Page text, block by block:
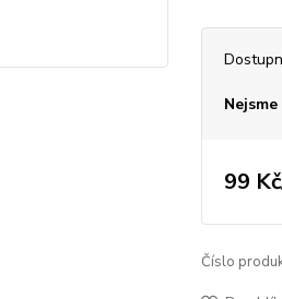
99 Kč
Číslo